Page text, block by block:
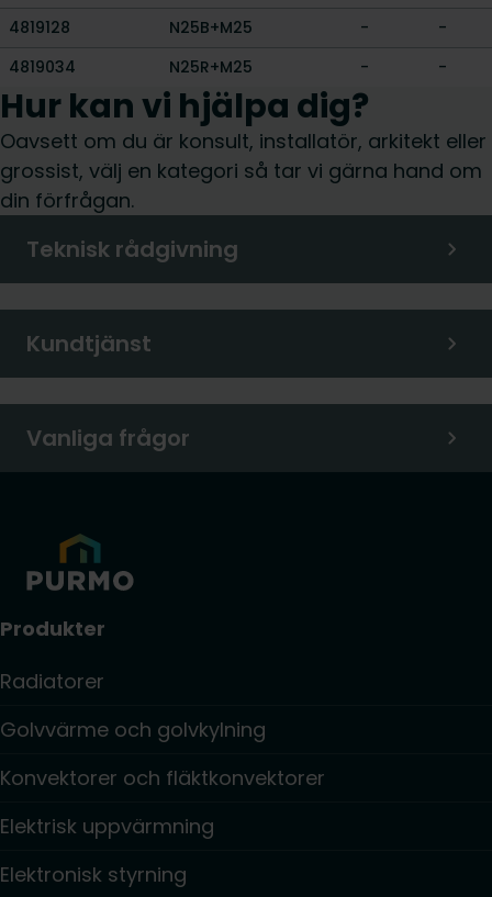
4819128
N25B+M25 -
-
4819034
N25R+M25 - -
Hur kan vi hjälpa dig?
Oavsett om du är konsult, installatör, arkitekt eller
grossist, välj en kategori så tar vi gärna hand om
din förfrågan.
Teknisk rådgivning
Kundtjänst
Vanliga frågor
Produkter
Radiatorer
Golvvärme och golvkylning
Konvektorer och fläktkonvektorer
Elektrisk uppvärmning
Elektronisk styrning